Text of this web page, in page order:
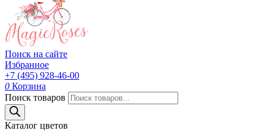
Поиск на сайте
Избранное
+7 (495) 928-46-00
0 Корзина
Поиск товаров
Каталог цветов